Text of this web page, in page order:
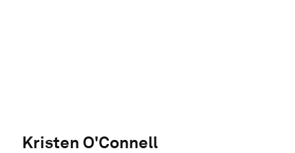
Kristen O'Connell